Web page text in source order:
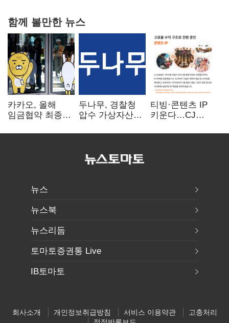
함께 볼만한 뉴스
카카오, 올해
임금협약 최종
인상·격려금
두나무, 경찰청
압수 가상자산
커스터디 사업
티빙·콘텐츠 IP
키운다…CJ
글로벌 확장 가속
뉴스
뉴스북
뉴스리듬
토마토증권통 Live
IB토마토
회사소개 개인정보취급방침 서비스 이용약관
고충처리